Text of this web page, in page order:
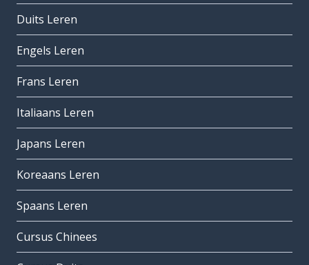
Duits Leren
Engels Leren
Frans Leren
Italiaans Leren
Japans Leren
Koreaans Leren
Spaans Leren
Cursus Chinees